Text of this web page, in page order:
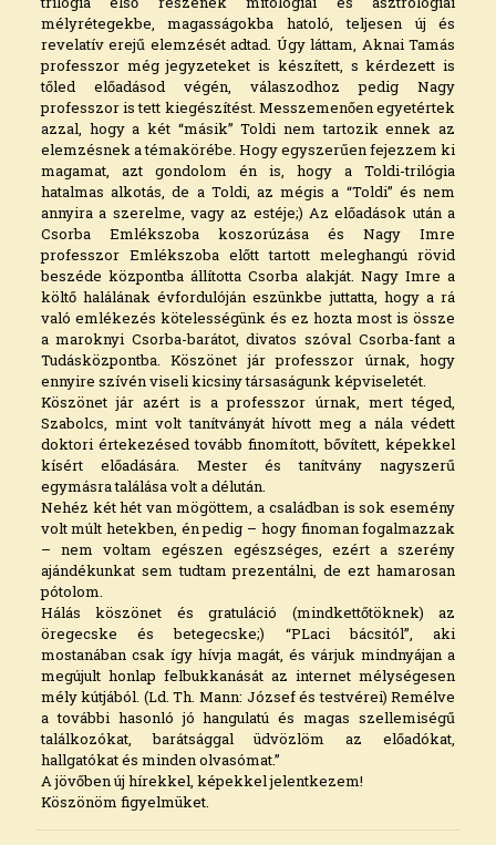
mélyrétegekbe, magasságokba hatoló, teljesen új és
revelatív erejű elemzését adtad. Úgy láttam, Aknai Tamás
professzor még jegyzeteket is készített, s kérdezett is
tőled előadásod végén, válaszodhoz pedig Nagy
professzor is tett kiegészítést. Messzemenően egyetértek
azzal, hogy a két “másik” Toldi nem tartozik ennek az
elemzésnek a témakörébe. Hogy egyszerűen fejezzem ki
magamat, azt gondolom én is, hogy a Toldi-trilógia
hatalmas alkotás, de a Toldi, az mégis a “Toldi” és nem
annyira a szerelme, vagy az estéje;) Az előadások után a
Csorba Emlékszoba koszorúzása és Nagy Imre
professzor Emlékszoba előtt tartott meleghangú rövid
beszéde központba állította Csorba alakját. Nagy Imre a
költő halálának évfordulóján eszünkbe juttatta, hogy a rá
való emlékezés kötelességünk és ez hozta most is össze
a maroknyi Csorba-barátot, divatos szóval Csorba-fant a
Tudásközpontba. Köszönet jár professzor úrnak, hogy
ennyire szívén viseli kicsiny társaságunk képviseletét.
Köszönet jár azért is a professzor úrnak, mert téged,
Szabolcs, mint volt tanítványát hívott meg a nála védett
doktori értekezésed tovább finomított, bővített, képekkel
kísért előadására. Mester és tanítvány nagyszerű
egymásra találása volt a délután.
Nehéz két hét van mögöttem, a családban is sok esemény
volt múlt hetekben, én pedig – hogy finoman fogalmazzak
– nem voltam egészen egészséges, ezért a szerény
ajándékunkat sem tudtam prezentálni, de ezt hamarosan
pótolom.
Hálás köszönet és gratuláció (mindkettőtöknek) az
öregecske és betegecske;) “PLaci bácsitól”, aki
mostanában csak így hívja magát, és várjuk mindnyájan a
megújult honlap felbukkanását az internet mélységesen
mély kútjából. (Ld. Th. Mann: József és testvérei) Remélve
a további hasonló jó hangulatú és magas szellemiségű
találkozókat, barátsággal üdvözlöm az előadókat,
hallgatókat és minden olvasómat.”
A jövőben új hírekkel, képekkel jelentkezem!
Köszönöm figyelmüket.